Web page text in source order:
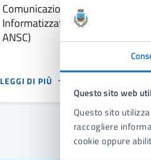
Questo sito web
Questo sito
raccogliere
cookie oppure
Comunicazione passaggio all’
Informatizzato dei registri di Stato
ANSC)
LEGGI DI PIÙ